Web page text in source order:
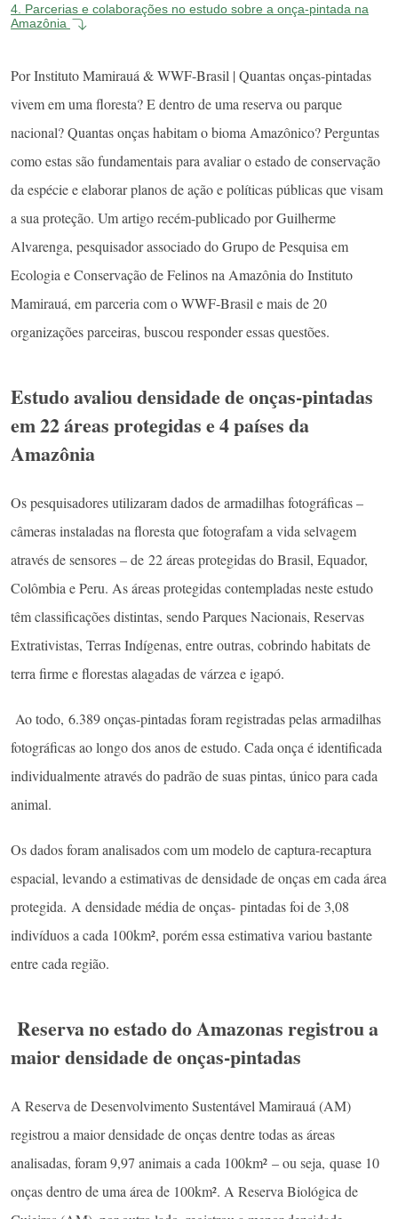
4. Parcerias e colaborações no estudo sobre a onça-pintada na
Amazônia
Por Instituto Mamirauá & WWF-Brasil | Quantas onças-pintadas
vivem em uma floresta? E dentro de uma reserva ou parque
nacional? Quantas onças habitam o bioma Amazônico? Perguntas
como estas são fundamentais para avaliar o estado de conservação
da espécie e elaborar planos de ação e políticas públicas que visam
a sua proteção. Um artigo recém-publicado por Guilherme
Alvarenga, pesquisador associado do Grupo de Pesquisa em
Ecologia e Conservação de Felinos na Amazônia do Instituto
Mamirauá, em parceria com o WWF-Brasil e mais de 20
organizações parceiras, buscou responder essas questões.
Estudo avaliou densidade de onças-pintadas
em 22 áreas protegidas e 4 países da
Amazônia
Os pesquisadores utilizaram dados de armadilhas fotográficas –
câmeras instaladas na floresta que fotografam a vida selvagem
através de sensores – de 22 áreas protegidas do Brasil, Equador,
Colômbia e Peru. As áreas protegidas contempladas neste estudo
têm classificações distintas, sendo Parques Nacionais, Reservas
Extrativistas, Terras Indígenas, entre outras, cobrindo habitats de
terra firme e florestas alagadas de várzea e igapó.
Ao todo, 6.389 onças-pintadas foram registradas pelas armadilhas
fotográficas ao longo dos anos de estudo. Cada onça é identificada
individualmente através do padrão de suas pintas, único para cada
animal.
Os dados foram analisados com um modelo de captura-recaptura
espacial, levando a estimativas de densidade de onças em cada área
protegida. A densidade média de onças- pintadas foi de 3,08
indivíduos a cada 100km², porém essa estimativa variou bastante
entre cada região.
Reserva no estado do Amazonas registrou a
maior densidade de onças-pintadas
A Reserva de Desenvolvimento Sustentável Mamirauá (AM)
registrou a maior densidade de onças dentre todas as áreas
analisadas, foram 9,97 animais a cada 100km² – ou seja, quase 10
onças dentro de uma área de 100km². A Reserva Biológica de